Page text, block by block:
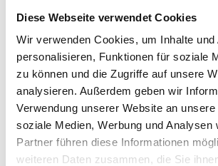
Diese Webseite verwendet Cookies
Wir verwenden Cookies, um Inhalte und
personalisieren, Funktionen für soziale
zu können und die Zugriffe auf unsere
analysieren. Außerdem geben wir
Verwendung unserer Website an
soziale Medien, Werbung und Analysen
Partner führen diese Informationen
weiteren Daten zusammen, die Sie
Bademantel und Wellness-Slipper für
Aufenthaltes
Kostenfreies Highspeed-WLAN
Kostenfreier PKW-Stellplatz
Übernachtungen:3 Nächte
Preis:
ab 871,65 Euro pro Person
im
Doppelzimmer